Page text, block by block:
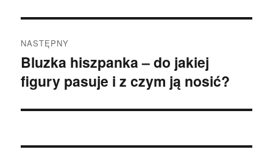
NASTĘPNY
Następny
wpis:
Bluzka hiszpanka – do jakiej
figury pasuje i z czym ją nosić?